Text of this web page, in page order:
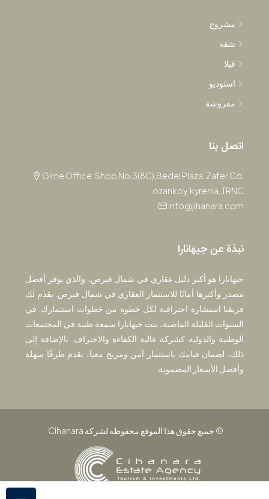
مشروع
شقة
فيلا
استوديو
مفروشة
اتصل بنا
Girne Office: Shop No.3(8C),Bedel Plaza, Zafer Cd,
ozankoy, kyrenia, TRNC
info@jihanara.com
نبذة عن جيهانارا
جيهانارا هو أكبر دليل عقاري في شمال قبرص، والذي يوفر أفضل
مصدر وأكثرها أمانًا للاستثمار العقاري في شمال قبرص. يقدم لك
فريقنا استشارة احترافية لكل خطوة من خطوات استثمارك. في
السنوات القليلة الماضية، بنت جيهانارا سمعة طيبة في المجتمعات
الوطنية والدولية كشركة عالية الكفاءة والاحتراف. بالإضافة إلى
ذلك، لضمان قيامك باستثمار آمن ومربح معنا، نقدم طرقًا سهلة
وأفضل الأسعار المضمونة.
© جميع حقوق هذا الموقع محفوظة لشركة Cihanara.